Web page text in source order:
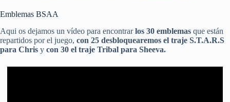
Emblemas BSAA
Aqui os dejamos un vídeo para encontrarlos 30 emblemas que están
repartidos por el juego, con 25 desbloquearemos el traje S.T.A.R.S
para Chris y con 30 el traje Tribal para Sheeva.